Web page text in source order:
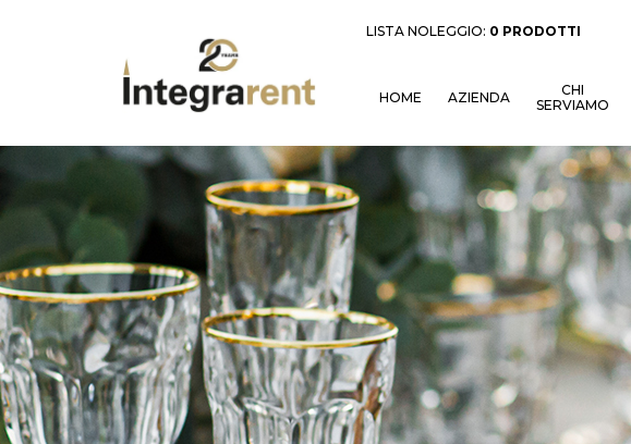
LISTA NOLEGGIO: 0 PRODOTTI
HOME AZIENDA
CHI
SERVIAMO